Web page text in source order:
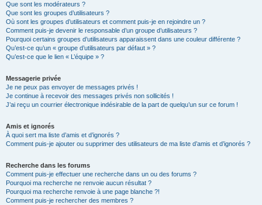
Que sont les modérateurs ?
Que sont les groupes d’utilisateurs ?
Où sont les groupes d’utilisateurs et comment puis-je en rejoindre un ?
Comment puis-je devenir le responsable d’un groupe d’utilisateurs ?
Pourquoi certains groupes d’utilisateurs apparaissent dans une couleur différente ?
Qu’est-ce qu’un « groupe d’utilisateurs par défaut » ?
Qu’est-ce que le lien « L’équipe » ?
Messagerie privée
Je ne peux pas envoyer de messages privés !
Je continue à recevoir des messages privés non sollicités !
J’ai reçu un courrier électronique indésirable de la part de quelqu’un sur ce forum !
Amis et ignorés
À quoi sert ma liste d’amis et d’ignorés ?
Comment puis-je ajouter ou supprimer des utilisateurs de ma liste d’amis et d’ignorés ?
Recherche dans les forums
Comment puis-je effectuer une recherche dans un ou des forums ?
Pourquoi ma recherche ne renvoie aucun résultat ?
Pourquoi ma recherche renvoie à une page blanche ?!
Comment puis-je rechercher des membres ?